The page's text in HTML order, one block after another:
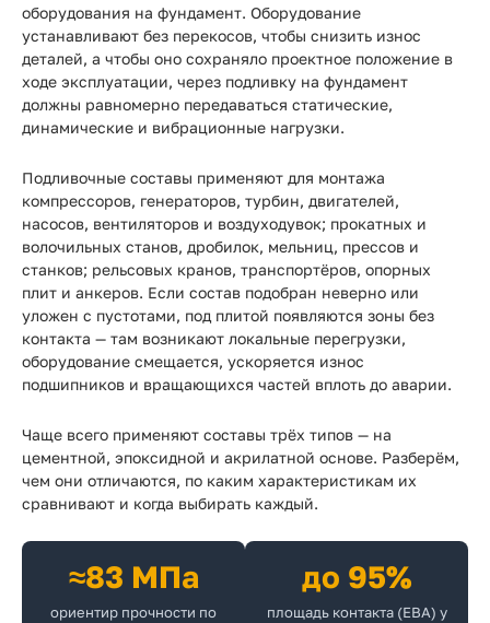
Бренды
Прайс-
лист
Проектировщикам
Калькуляторы
Контакты
8
800
550-
50
sales@mpkm.org
оборудования на фундамент. Оборудование
устанавливают без перекосов, чтобы снизить износ
деталей, а чтобы оно сохраняло проектное положение в
ходе эксплуатации, через подливку на фундамент
должны равномерно передаваться статические,
динамические и вибрационные нагрузки.
Подливочные составы применяют для монтажа
компрессоров, генераторов, турбин, двигателей,
насосов, вентиляторов и воздуходувок; прокатных и
волочильных станов, дробилок, мельниц, прессов и
станков; рельсовых кранов, транспортёров, опорных
плит и анкеров. Если состав подобран неверно или
уложен с пустотами, под плитой появляются зоны без
контакта — там возникают локальные перегрузки,
оборудование смещается, ускоряется износ
подшипников и вращающихся частей вплоть до аварии.
Чаще всего применяют составы трёх типов — на
цементной, эпоксидной и акрилатной основе. Разберём,
чем они отличаются, по каким характеристикам их
сравнивают и когда выбирать каждый.
≈83 МПа
ориентир прочности по
до 95%
площадь контакта (EBA) у